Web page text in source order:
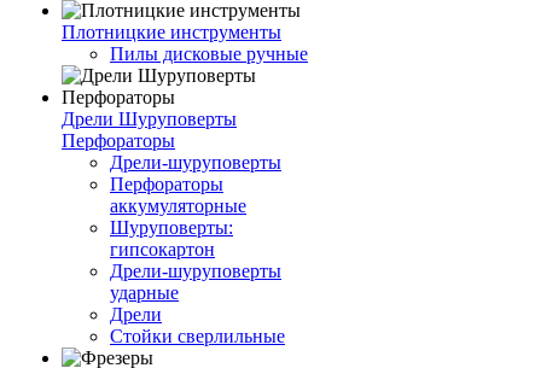
Плотницкие инструменты
Пилы дисковые ручные
Дрели Шуруповерты
Перфораторы
Дрели-шуруповерты
Перфораторы
аккумуляторные
Шуруповерты:
гипсокартон
Дрели-шуруповерты
ударные
Дрели
Стойки сверлильные